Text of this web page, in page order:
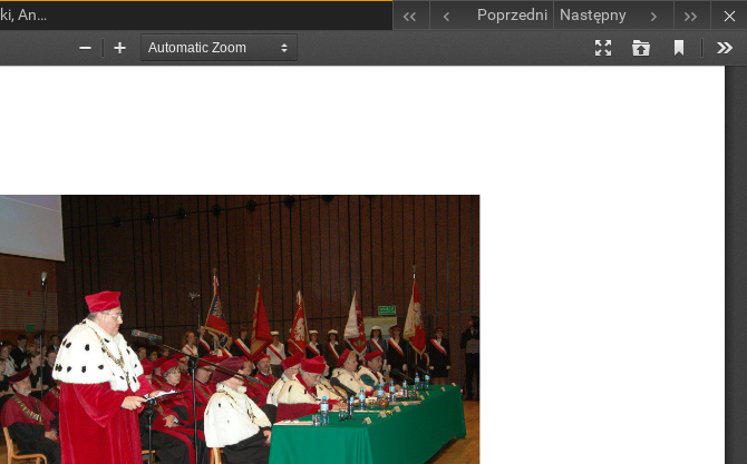
Lewiński, Andrzej Poprzedni Następny